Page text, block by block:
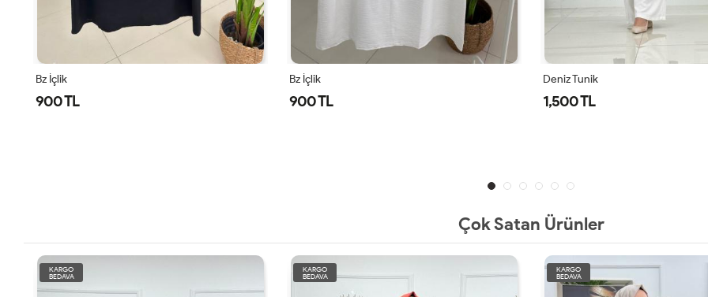
Bz İçlik
900 TL
Deniz Tunik
1,500 TL
Defile Tunik
1,600 TL
Çok Satan Ürünler
KARGO
BEDAVA
KARGO
BEDAVA
KARGO
BEDAVA